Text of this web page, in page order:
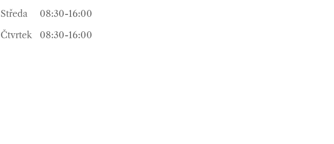
Středa
08:30-16:00
Čtvrtek
08:30-16:00